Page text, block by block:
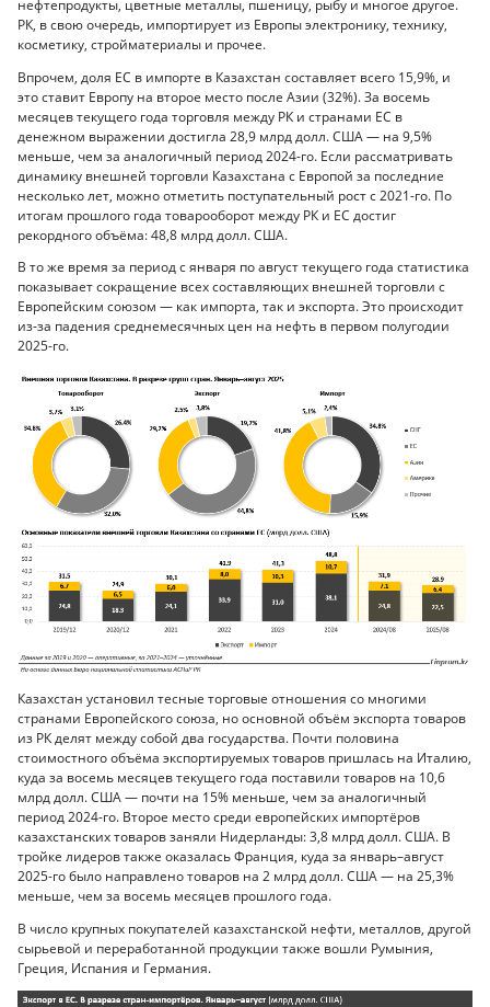
нефтепродукты, цветные металлы, пшеницу, рыбу и многое другое.
РК, в свою очередь, импортирует из Европы электронику, технику,
косметику, стройматериалы и прочее.
Впрочем, доля ЕС в импорте в Казахстан составляет всего 15,9%, и
это ставит Европу на второе место после Азии (32%). За восемь
месяцев текущего года торговля между РК и странами ЕС в
денежном выражении достигла 28,9 млрд долл. США — на 9,5%
меньше, чем за аналогичный период 2024-го. Если рассматривать
динамику внешней торговли Казахстана с Европой за последние
несколько лет, можно отметить поступательный рост с 2021-го. По
итогам прошлого года товарооборот между РК и ЕС достиг
рекордного объёма: 48,8 млрд долл. США.
В то же время за период с января по август текущего года статистика
показывает сокращение всех составляющих внешней торговли с
Европейским союзом — как импорта, так и экспорта. Это происходит
из-за падения среднемесячных цен на нефть в первом полугодии
2025-го.
Казахстан установил тесные торговые отношения со многими
странами Европейского союза, но основной объём экспорта товаров
из РК делят между собой два государства. Почти половина
стоимостного объёма экспортируемых товаров пришлась на Италию,
куда за восемь месяцев текущего года поставили товаров на 10,6
млрд долл. США — почти на 15% меньше, чем за аналогичный
период 2024-го. Второе место среди европейских импортёров
казахстанских товаров заняли Нидерланды: 3,8 млрд долл. США. В
тройке лидеров также оказалась Франция, куда за январь–август
2025-го было направлено товаров на 2 млрд долл. США — на 25,3%
меньше, чем за восемь месяцев прошлого года.
В число крупных покупателей казахстанской нефти, металлов, другой
сырьевой и переработанной продукции также вошли Румыния,
Греция, Испания и Германия.